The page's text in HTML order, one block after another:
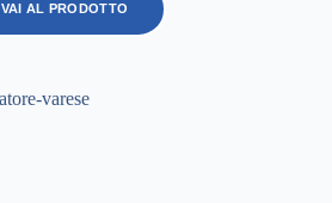
VAI AL PRODOTTO